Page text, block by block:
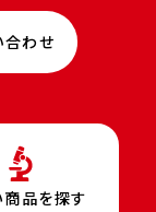
合わせ
品を探す